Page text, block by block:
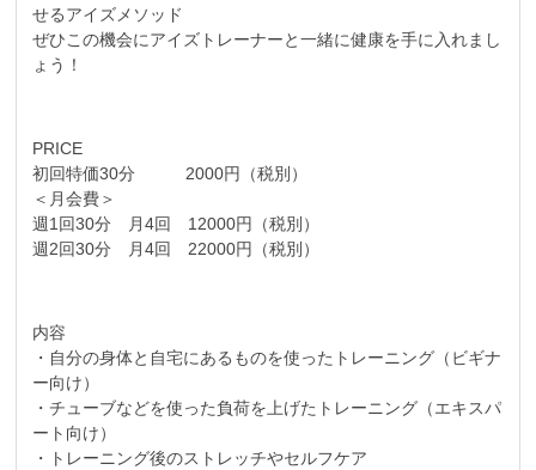
せるアイズメソッド
ぜひこの機会にアイズトレーナーと一緒に健康を手に入れまし
ょう！
PRICE
初回特価30分 2000円（税別）
＜月会費＞
週1回30分 月4回 12000円（税別）
週2回30分 月4回 22000円（税別）
内容
・自分の身体と自宅にあるものを使ったトレーニング（ビギナ
ー向け）
・チューブなどを使った負荷を上げたトレーニング（エキスパ
ート向け）
・トレーニング後のストレッチやセルフケア